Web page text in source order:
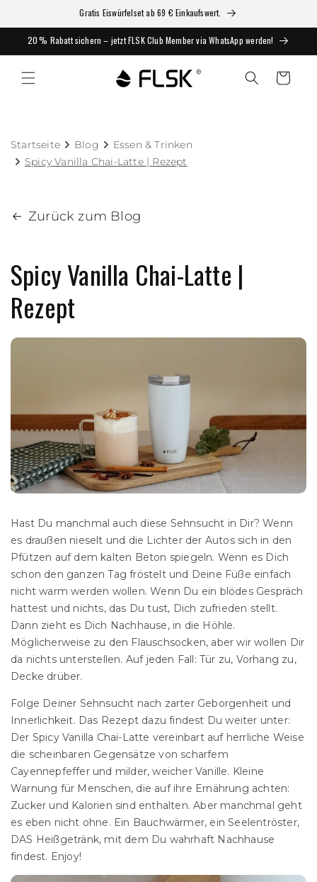
Gratis Eiswürfelset ab 69 € Einkaufswert.
20 % Rabatt sichern – jetzt FLSK Club Member via WhatsApp werden!
Warenkorb
Startseite Blog
Essen & Trinken
Spicy Vanilla Chai-Latte | Rezept
Zurück zum Blog
Spicy Vanilla Chai-Latte |
Rezept
Hast Du manchmal auch diese Sehnsucht in Dir? Wenn
es draußen nieselt und die Lichter der Autos sich in den
Pfützen auf dem kalten Beton spiegeln. Wenn es Dich
schon den ganzen Tag fröstelt und Deine Füße einfach
nicht warm werden wollen. Wenn Du ein blödes Gespräch
hattest und nichts, das Du tust, Dich zufrieden stellt.
Dann zieht es Dich Nachhause, in die Höhle.
Möglicherweise zu den Flauschsocken, aber wir wollen Dir
da nichts unterstellen. Auf jeden Fall: Tür zu, Vorhang zu,
Decke drüber.
Folge Deiner Sehnsucht nach zarter Geborgenheit und
Innerlichkeit. Das Rezept dazu findest Du weiter unter:
Der Spicy Vanilla Chai-Latte vereinbart auf herrliche Weise
die scheinbaren Gegensätze von scharfem
Cayennepfeffer und milder, weicher Vanille. Kleine
Warnung für Menschen, die auf ihre Ernährung achten:
Zucker und Kalorien sind enthalten. Aber manchmal geht
es eben nicht ohne. Ein Bauchwärmer, ein Seelentröster,
DAS Heißgetränk, mit dem Du wahrhaft Nachhause
findest. Enjoy!